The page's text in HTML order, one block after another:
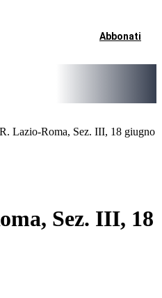
consectetur
Abbonati
Lazio-Roma, Sez. III, 18 giugno
Sez. III, 18